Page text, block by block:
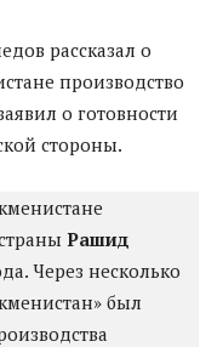
рассказал о
производство
о готовности
стороны.
Рашид
Через несколько
был